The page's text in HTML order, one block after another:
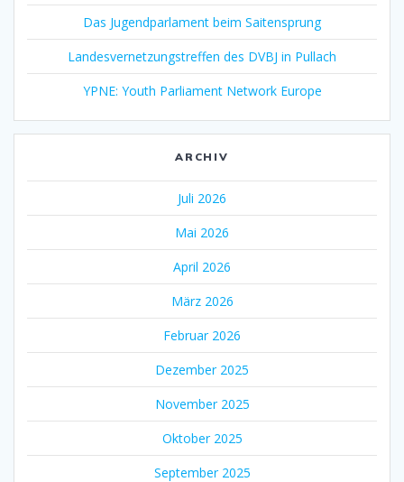
Das Jugendparlament beim Saitensprung
Landesvernetzungstreffen des DVBJ in Pullach
YPNE: Youth Parliament Network Europe
ARCHIV
Juli 2026
Mai 2026
April 2026
März 2026
Februar 2026
Dezember 2025
November 2025
Oktober 2025
September 2025